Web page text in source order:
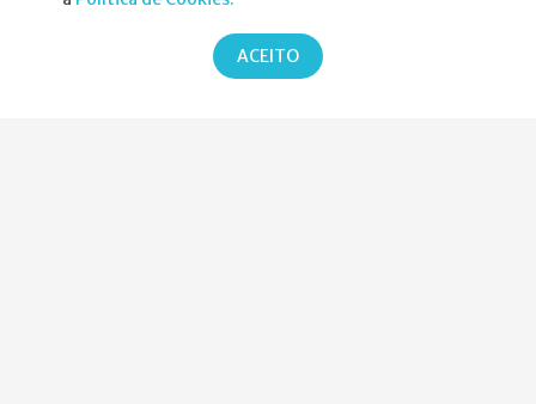
ACEITO
Atribuição da Bolsa SPND